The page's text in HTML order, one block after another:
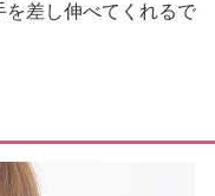
を差し伸べてくれるで